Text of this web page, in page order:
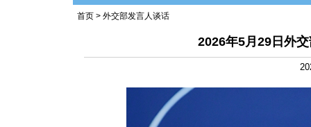
首页 > 外交部发言人谈话
2026年5月29日外